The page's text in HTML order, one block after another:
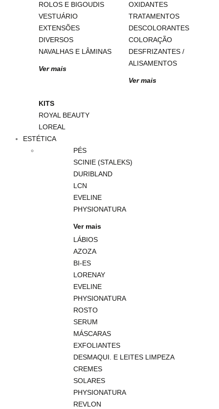
ROLOS E BIGOUDIS
VESTUÁRIO
EXTENSÕES
DIVERSOS
NAVALHAS E LÂMINAS
Ver mais
OXIDANTES
TRATAMENTOS
DESCOLORANTES
COLORAÇÃO
DESFRIZANTES /
ALISAMENTOS
Ver mais
KITS
ROYAL BEAUTY
LOREAL
ESTÉTICA
PÉS
SCINIE (STALEKS)
DURIBLAND
LCN
EVELINE
PHYSIONATURA
Ver mais
LÁBIOS
AZOZA
BI-ES
LORENAY
EVELINE
PHYSIONATURA
ROSTO
SERUM
MÁSCARAS
EXFOLIANTES
DESMAQUI. E LEITES LIMPEZA
CREMES
SOLARES
PHYSIONATURA
REVLON